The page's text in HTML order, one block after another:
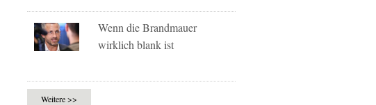
Wenn die Brandmauer
wirklich blank ist
Weitere >>